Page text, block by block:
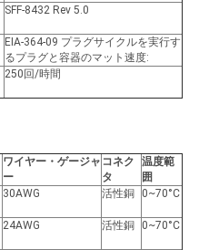
SFF-8432 Rev 5.0
EIA-364-09 プラグサイクルを実行す
るプラグと容器のマット速度:
250回/時間
ワイヤー・ゲージャ
ー
コネク
タ
温度範
囲
30AWG 活性銅 0~70°C
24AWG 活性銅 0~70°C